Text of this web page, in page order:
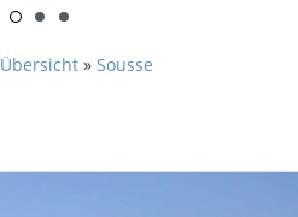
Übersicht » Sousse